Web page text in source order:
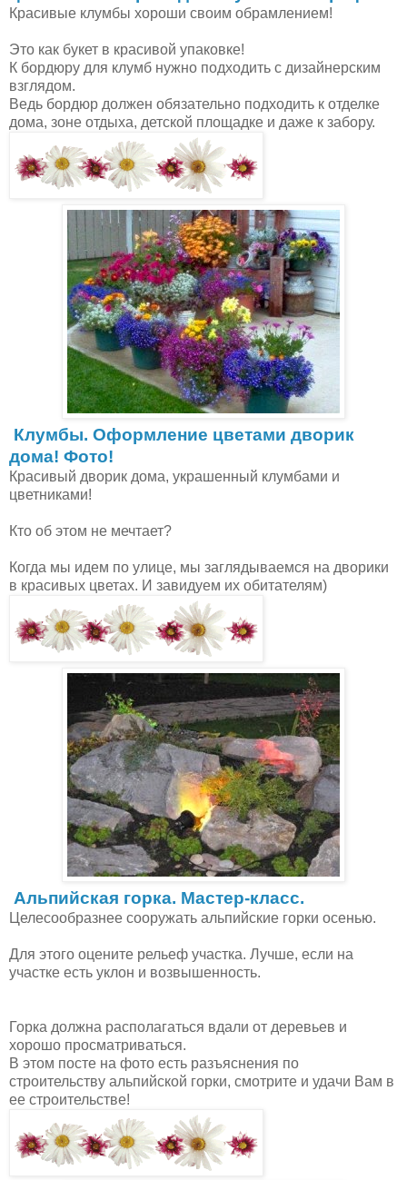
Красивые клумбы хороши своим обрамлением!
Это как букет в красивой упаковке!
К бордюру для клумб нужно подходить с дизайнерским
взглядом.
Ведь бордюр должен обязательно подходить к отделке
дома, зоне отдыха, детской площадке и даже к забору.
Клумбы. Оформление цветами дворик
дома! Фото!
Красивый дворик дома, украшенный клумбами и
цветниками!
Кто об этом не мечтает?
Когда мы идем по улице, мы заглядываемся на дворики
в красивых цветах. И завидуем их обитателям)
Альпийская горка. Мастер-класс.
Целесообразнее сооружать альпийские горки осенью.
Для этого оцените рельеф участка. Лучше, если на
участке есть уклон и возвышенность.
Горка должна располагаться вдали от деревьев и
хорошо просматриваться.
В этом посте на фото есть разъяснения по
строительству альпийской горки, смотрите и удачи Вам в
ее строительстве!